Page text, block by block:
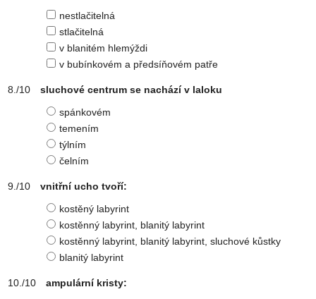
nestlačitelná
stlačitelná
v blanitém hlemýždi
v bubínkovém a předsíňovém patře
sluchové centrum se nachází v laloku
spánkovém
temením
týlním
čelním
vnitřní ucho tvoří:
kostěný labyrint
kostěnný labyrint, blanitý labyrint
kostěnný labyrint, blanitý labyrint, sluchové kůstky
blanitý labyrint
ampulární kristy: